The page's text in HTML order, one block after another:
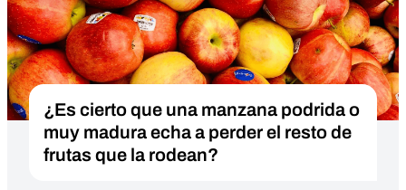
¿Es cierto que una manzana podrida o
muy madura echa a perder el resto de
frutas que la rodean?